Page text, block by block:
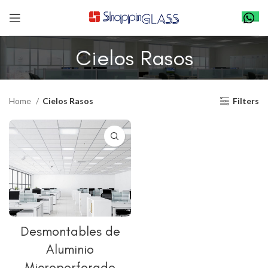
Cielos Rasos
Home Cielos Rasos Filters
Desmontables de
Aluminio